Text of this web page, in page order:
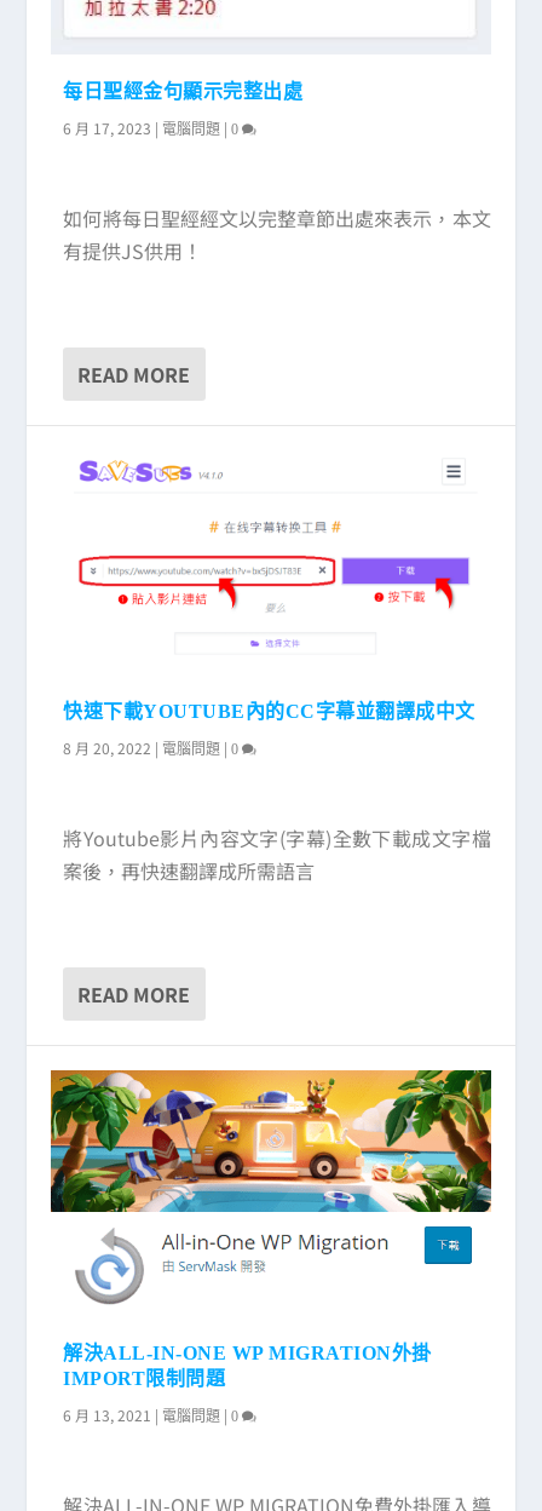
每日聖經金句顯示完整出處
6 月 17, 2023 | 電腦問題 |0
如何將每日聖經經文以完整章節出處來表示，本文
有提供JS供用！
READ MORE
快速下載YOUTUBE內的CC字幕並翻譯成中文
8 月 20, 2022 | 電腦問題 |0
將Youtube影片內容文字(字幕)全數下載成文字檔
案後，再快速翻譯成所需語言
READ MORE
解決ALL-IN-ONE WP MIGRATION外掛
IMPORT限制問題
6 月 13, 2021 | 電腦問題 |0